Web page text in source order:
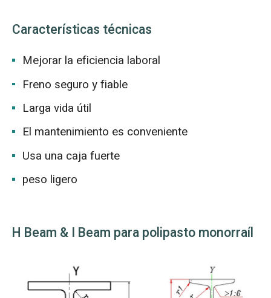
Características técnicas
Mejorar la eficiencia laboral
Freno seguro y fiable
Larga vida útil
El mantenimiento es conveniente
Usa una caja fuerte
peso ligero
H Beam & I Beam para polipasto monorraíl